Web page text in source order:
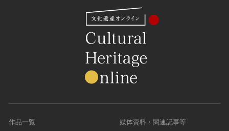
作品一覧 媒体資料・関連記事等